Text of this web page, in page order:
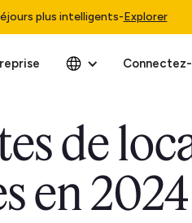
plus intelligents-Explorer
de
en 2024